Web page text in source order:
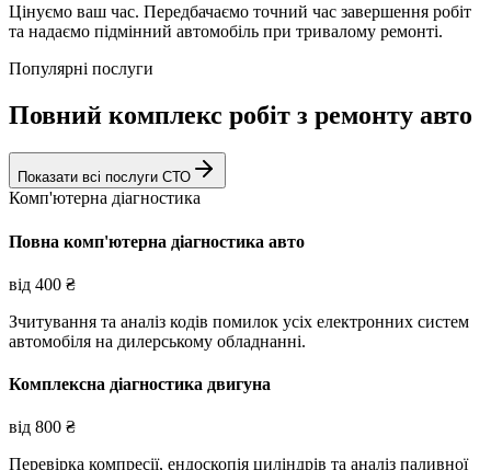
Цінуємо ваш час. Передбачаємо точний час завершення робіт
та надаємо підмінний автомобіль при тривалому ремонті.
Популярні послуги
Повний комплекс робіт з ремонту авто
Показати всі послуги СТО
Комп'ютерна діагностика
Повна комп'ютерна діагностика авто
від 400 ₴
Зчитування та аналіз кодів помилок усіх електронних систем
автомобіля на дилерському обладнанні.
Комплексна діагностика двигуна
від 800 ₴
Перевірка компресії, ендоскопія циліндрів та аналіз паливної